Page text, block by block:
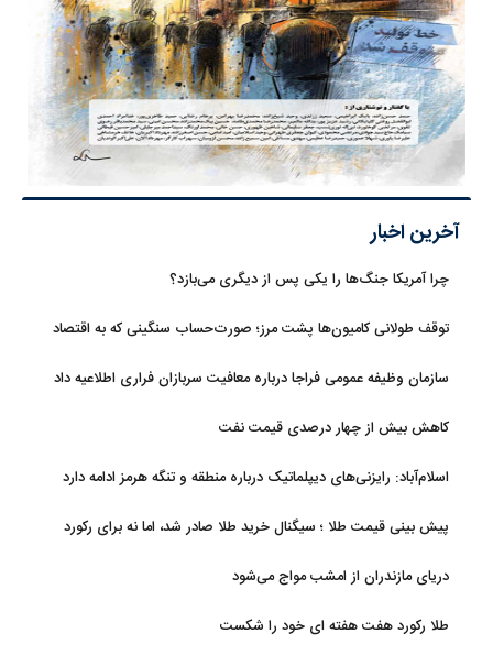
آخرین اخبار
چرا آمریکا جنگ‌ها را یکی پس از دیگری می‌بازد؟
توقف طولانی کامیون‌ها پشت مرز؛ صورت‌حساب سنگینی که به اقتصاد
سازمان وظیفه عمومی فراجا درباره معافیت سربازان فراری اطلاعیه داد
کاهش بیش از چهار درصدی قیمت نفت
اسلام‌آباد: رایزنی‌های دیپلماتیک درباره منطقه و تنگه هرمز ادامه دارد
پیش بینی قیمت طلا ؛ سیگنال خرید طلا صادر شد، اما نه برای رکورد
دریای مازندران از امشب مواج می‌شود
طلا رکورد هفت هفته ای خود را شکست